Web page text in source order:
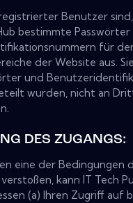
Benutzer
bestimmte Passwörter
für
der Website aus.
und
wurden, nicht an
DES ZUGANGS:
eine der Bedingungen
kann IT Tech
(a) Ihren Zugriff auf